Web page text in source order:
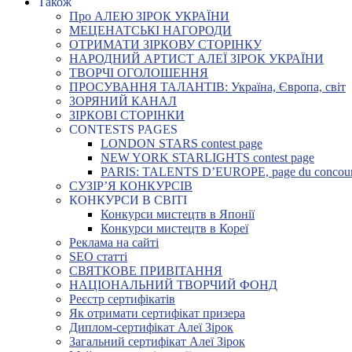
Про АЛЕЮ ЗІРОК УКРАЇНИ
МЕЦЕНАТСЬКІ НАГОРОДИ
ОТРИМАТИ ЗІРКОВУ СТОРІНКУ
НАРОДНИЙ АРТИСТ АЛЕЇ ЗІРОК УКРАЇНИ
ТВОРЧІ ОГОЛОШЕННЯ
ПРОСУВАННЯ ТАЛАНТІВ: Україна, Європа, світ
ЗОРЯНИЙ КАНАЛ
ЗІРКОВІ СТОРІНКИ
CONTESTS PAGES
LONDON STARS contest page
NEW YORK STARLIGHTS contest page
PARIS: TALENTS D’EUROPE, page du
СУЗІР’Я КОНКУРСІВ
КОНКУРСИ В СВІТІ
Конкурси мистецтв в Японії
Конкурси мистецтв в Кореї
Реклама на сайті
SEO статті
СВЯТКОВЕ ПРИВІТАННЯ
НАЦІОНАЛЬНИЙ ТВОРЧИЙ ФОНД
Реєстр сертифікатів
Як отримати сертифікат призера
Диплом-сертифікат Алеї Зірок
Загальний сертифікат Алеї Зірок